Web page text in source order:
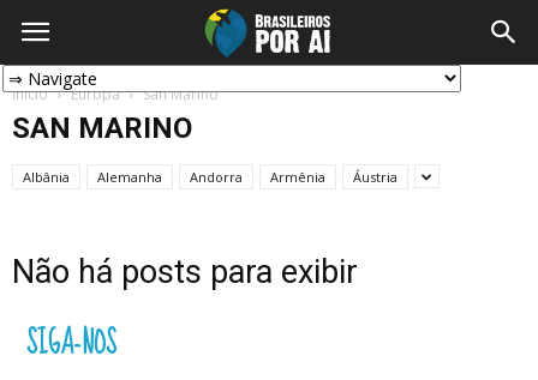
Início Europa San Marino
SAN MARINO
Albânia Alemanha Andorra Armênia Áustria
Não há posts para exibir
SIGA-NOS